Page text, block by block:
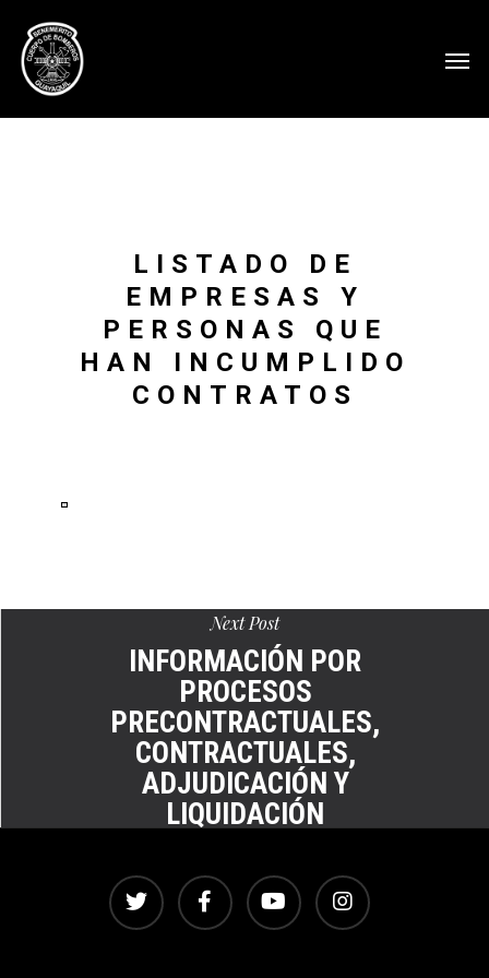
LISTADO DE
EMPRESAS Y
PERSONAS QUE
HAN INCUMPLIDO
CONTRATOS
Next Post
INFORMACIÓN POR
PROCESOS
PRECONTRACTUALES,
CONTRACTUALES,
ADJUDICACIÓN Y
LIQUIDACIÓN